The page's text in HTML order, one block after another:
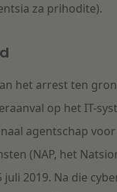
za prihodite).
het arrest ten
op het IT-
agentschap voor
(NAP, het
2019. Na die